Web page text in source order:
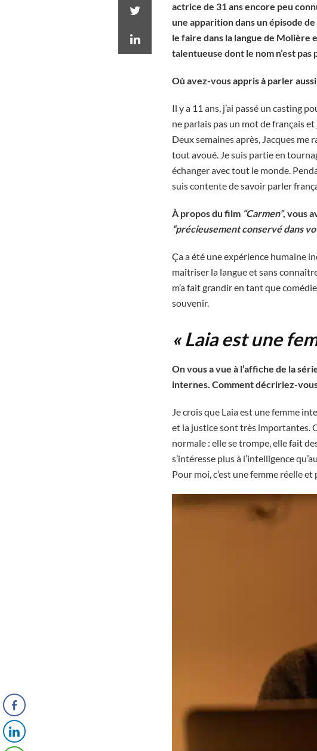
actrice de 31 ans encore peu
une apparition dans un épisode de
le faire dans la langue de Molière
talentueuse dont le nom n’est
Où avez-vous appris à parler
Il y a 11 ans, j’ai passé un casting
ne parlais pas un mot de français
Deux semaines après, Jacques me
tout avoué. Je suis partie en
échanger avec tout le monde.
suis contente de savoir parler
À propos du film “Carmen”, vous
“précieusement conservé dans
Ça a été une expérience humaine
maîtriser la langue et sans
m’a fait grandir en tant que
souvenir.
« Laia est une
On vous a vue à l’affiche de la
internes. Comment décririez-
Je crois que Laia est une femme
et la justice sont très importantes.
normale : elle se trompe, elle fait
s’intéresse plus à l’intelligence
Pour moi, c’est une femme réelle